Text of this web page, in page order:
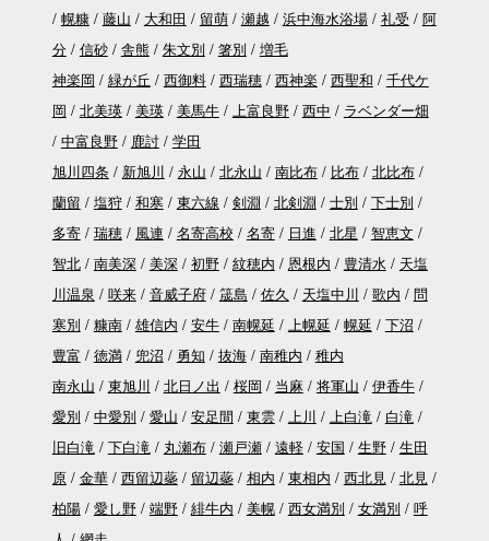
幌糠
藤山 大和田 留萌 瀬越 浜中海水浴場 礼受
阿
分
信砂 舎熊 朱文別 箸別
増毛
神楽岡
緑が丘 西御料 西瑞穂 西神楽 西聖和
千代ケ
岡
北美瑛 美瑛 美馬牛 上富良野 西中
ラベンダー畑
中富良野
鹿討
学田
旭川四条
新旭川 永山 北永山 南比布 比布
北比布
蘭留
塩狩 和寒 東六線 剣淵 北剣淵 士別
下士別
多寄
瑞穂 風連 名寄高校 名寄 日進 北星
智恵文
智北
南美深 美深 初野 紋穂内 恩根内 豊清水
天塩
川温泉
咲来 音威子府 筬島 佐久 天塩中川 歌内
問
寒別
糠南 雄信内 安牛 南幌延 上幌延 幌延
下沼
豊富
徳満 兜沼 勇知 抜海 南稚内
稚内
南永山
東旭川 北日ノ出 桜岡 当麻 将軍山
伊香牛
愛別
中愛別 愛山 安足間 東雲 上川 上白滝
白滝
旧白滝
下白滝 丸瀬布 瀬戸瀬 遠軽 安国 生野
生田
原
金華 西留辺蘂 留辺蘂 相内 東相内 西北見
北見
柏陽
愛し野 端野 緋牛内 美幌 西女満別 女満別
呼